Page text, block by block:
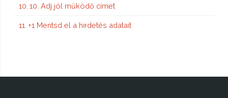
10. Adj jól működő címet
+1 Mentsd el a hirdetés adatait